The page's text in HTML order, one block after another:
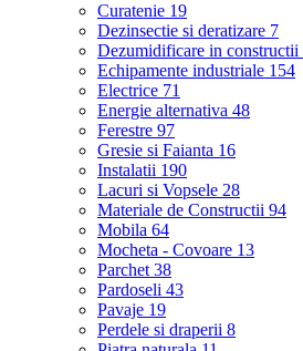
Curatenie 19
Dezinsectie si deratizare 7
Dezumidificare in constructii
Echipamente industriale 154
Electrice 71
Energie alternativa 48
Ferestre 97
Gresie si Faianta 16
Instalatii 190
Lacuri si Vopsele 28
Materiale de Constructii 94
Mobila 64
Mocheta - Covoare 13
Parchet 38
Pardoseli 43
Pavaje 19
Perdele si draperii 8